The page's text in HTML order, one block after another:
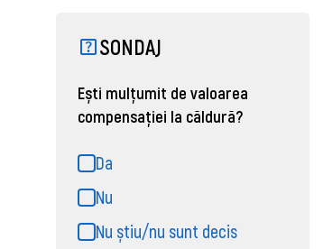
SONDAJ
Ești mulțumit de valoarea
compensației la căldură?
Da
Nu
Nu știu/nu sunt decis